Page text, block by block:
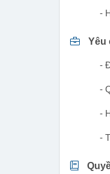
-
Yêu
-
-
-
-